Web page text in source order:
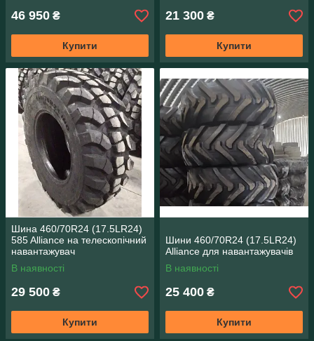
46 950 ₴
Купити
21 300 ₴
Купити
Шина 460/70R24 (17.5LR24)
585 Alliance на телескопічний
навантажувач
В наявності
29 500 ₴
Купити
Шини 460/70R24 (17.5LR24)
Alliance для навантажувачів
В наявності
25 400 ₴
Купити